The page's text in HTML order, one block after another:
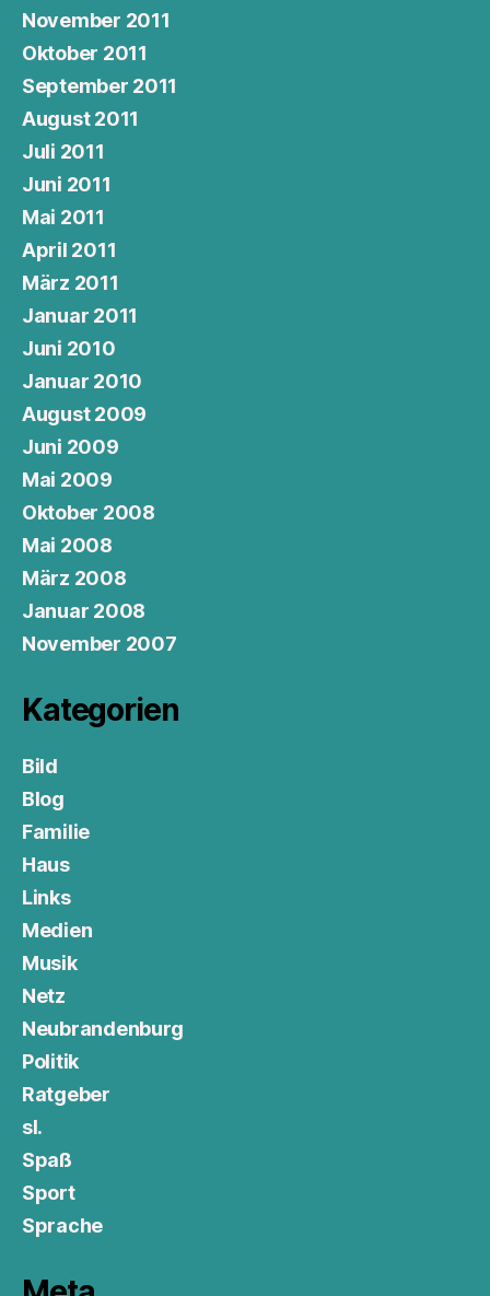
November 2011
Oktober 2011
September 2011
August 2011
Juli 2011
Juni 2011
Mai 2011
April 2011
März 2011
Januar 2011
Juni 2010
Januar 2010
August 2009
Juni 2009
Mai 2009
Oktober 2008
Mai 2008
März 2008
Januar 2008
November 2007
Kategorien
Bild
Blog
Familie
Haus
Links
Medien
Musik
Netz
Neubrandenburg
Politik
Ratgeber
sl.
Spaß
Sport
Sprache